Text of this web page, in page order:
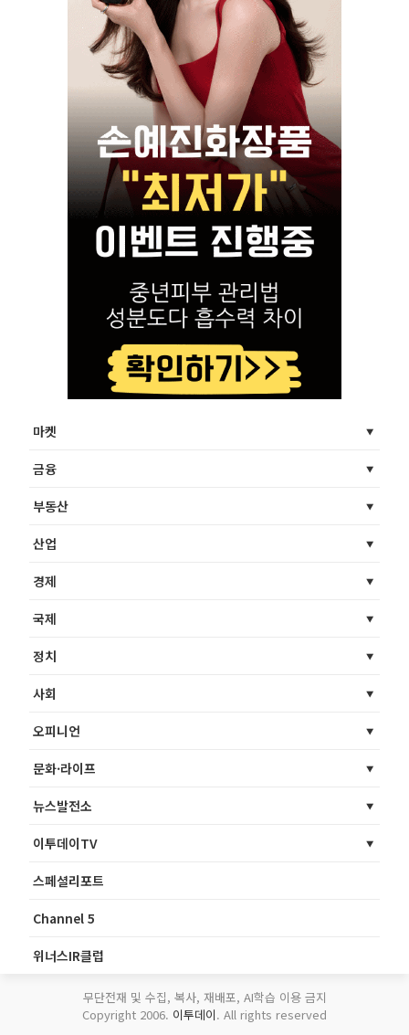
마켓
금융
부동산
산업
경제
국제
정치
사회
오피니언
문화·라이프
뉴스발전소
이투데이TV
스페셜리포트
Channel 5
위너스IR클럽
무단전재 및 수집, 복사, 재배포, AI학습 이용 금지
Copyright 2006. 이투데이. All rights reserved